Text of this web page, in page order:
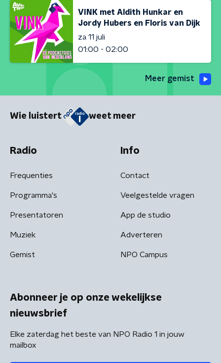
VINK met Aldith Hunkar en
Jordy Hubers en Floris van Dijk
za 11 juli
01:00 - 02:00
Meer gemist
Wie luistert weet meer
Radio
Frequenties
Programma's
Presentatoren
Muziek
Gemist
Info
Contact
Veelgestelde vragen
App de studio
Adverteren
NPO Campus
Abonneer je op onze wekelijkse
nieuwsbrief
Elke zaterdag het beste van NPO Radio 1 in jouw
mailbox